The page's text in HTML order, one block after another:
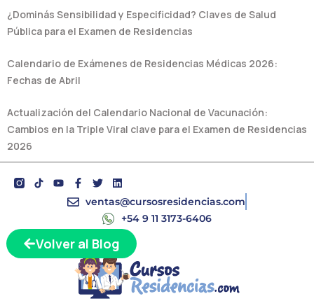
Volver al Blog
¿Dominás Sensibilidad y Especificidad? Claves de Salud
Pública para el Examen de Residencias
Calendario de Exámenes de Residencias Médicas 2026:
Fechas de Abril
Actualización del Calendario Nacional de Vacunación:
Cambios en la Triple Viral clave para el Examen de Residencias
2026
Y
o
b
e
F
a
c
o
o
k
-
f
T
w
i
e
r
L
i
n
e
d
i
n
ventas@cursosresidencias.com
+54 9 11 3173-6406